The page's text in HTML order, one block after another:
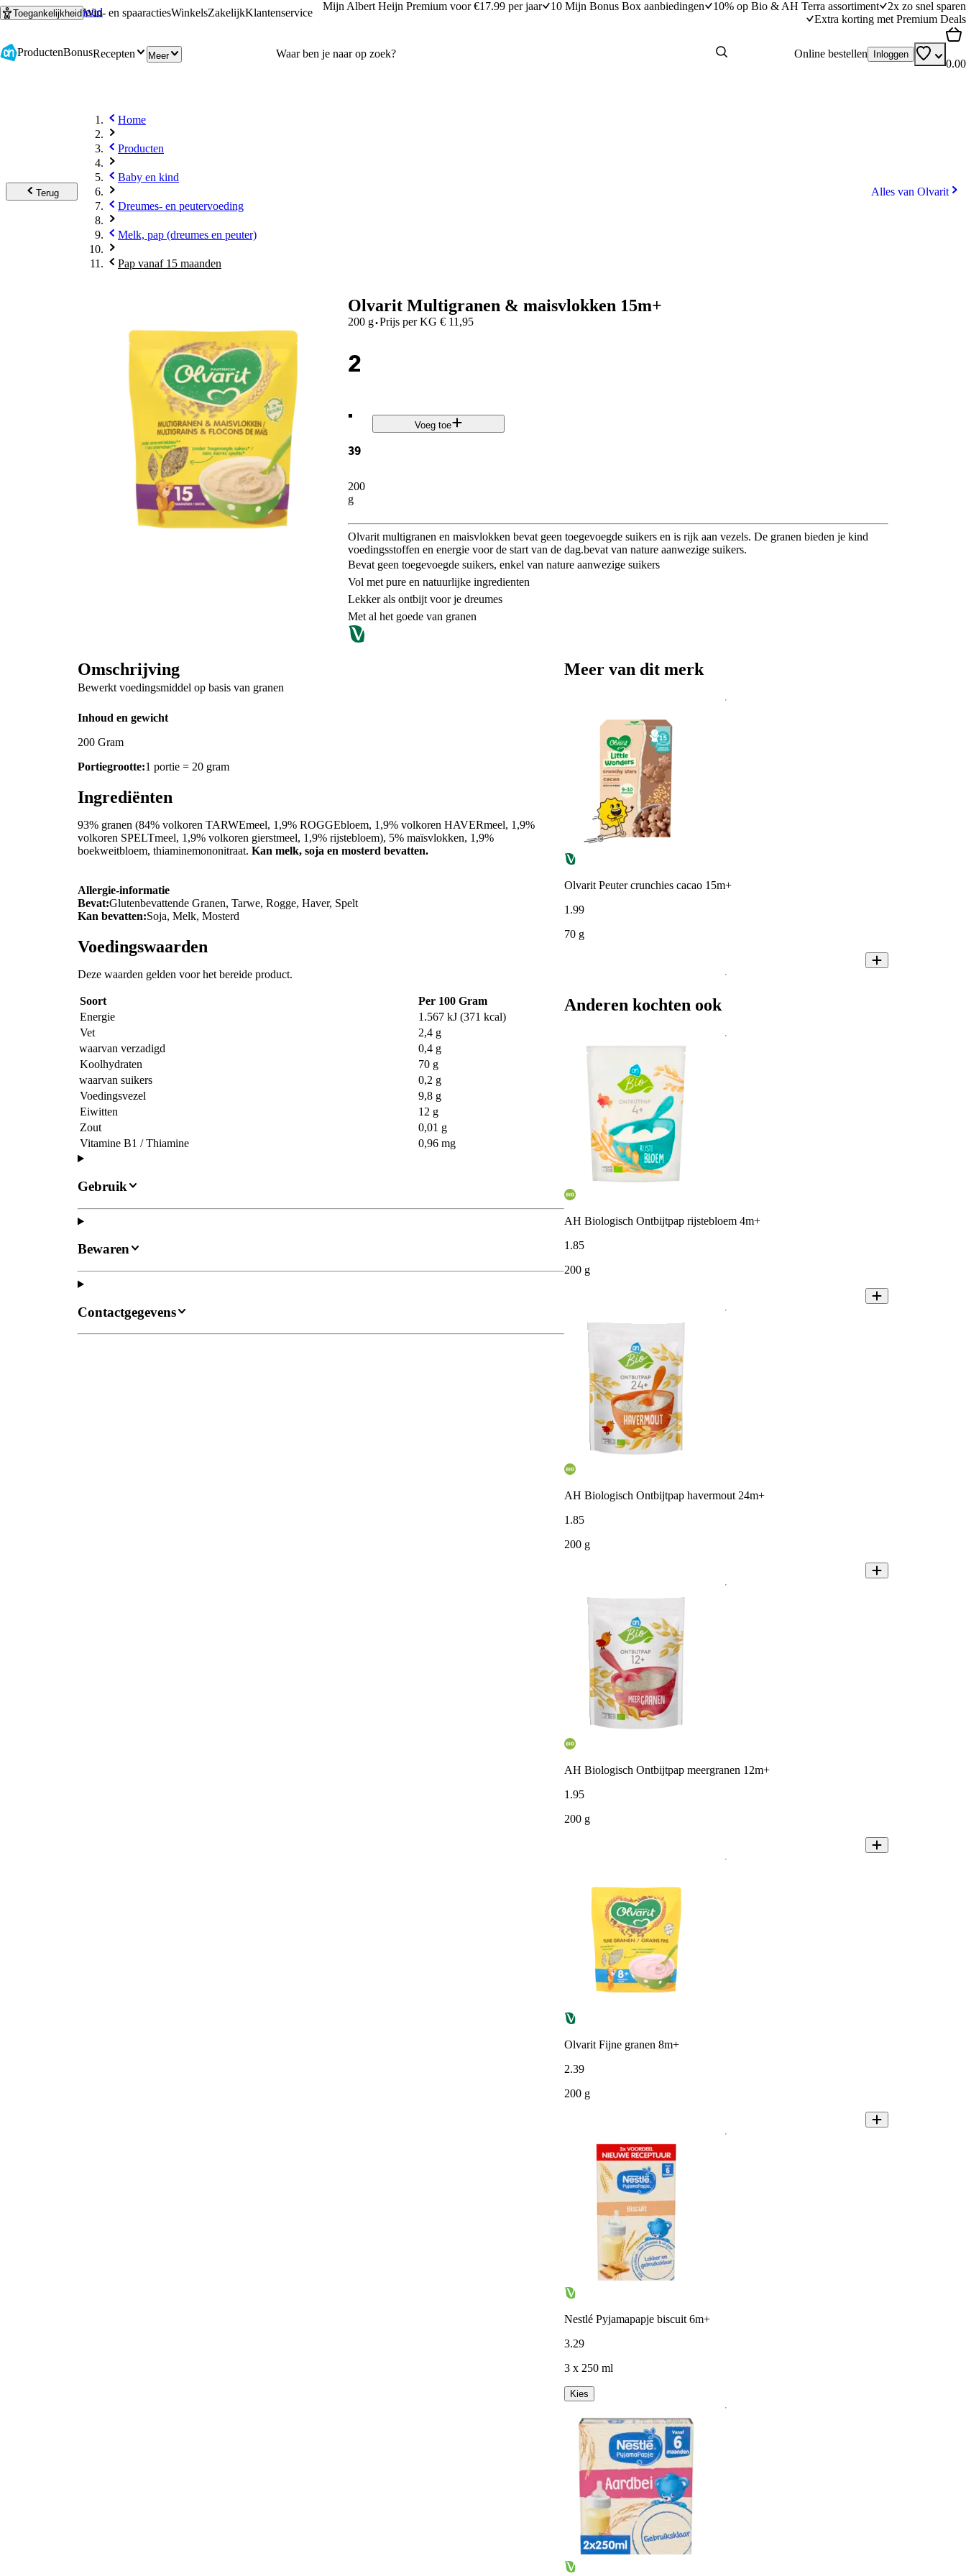
Ga naar hoofdinhoud
Ga naar zoeken
ToegankelijkheidWin- en spaaractiesWinkelsZakelijkKlantenservice
Mijn Albert Heijn Premium voor €17.99 per jaar 10 Mijn Bonus Box aanbiedingen 10% op Bio & AH Terra assortiment
2x zo snel sparen
Extra korting met Premium Deals
ProductenBonusRecepten Meer Online bestellen Inloggen
0.00
Terug
Home
Producten
Baby en kind
Dreumes- en peutervoeding
Melk, pap (dreumes en peuter)
Pap vanaf 15 maanden
Alles van Olvarit
Olvarit Multigranen & maisvlokken 15m+
200 g·Prijs per KG € 11,95
2
.
39
200
g
Voeg toe
Olvarit multigranen en maisvlokken bevat geen toegevoegde suikers en is rijk aan vezels. De granen bieden je kind
voedingsstoffen en energie voor de start van de dag.bevat van nature aanwezige suikers.
Bevat geen toegevoegde suikers, enkel van nature aanwezige suikers
Vol met pure en natuurlijke ingredienten
Lekker als ontbijt voor je dreumes
Met al het goede van granen
Omschrijving
Bewerkt voedingsmiddel op basis van granen
Inhoud en gewicht
200 Gram
Portiegrootte:1 portie = 20 gram
Ingrediënten
93% granen (84% volkoren TARWEmeel, 1,9% ROGGEbloem, 1,9% volkoren HAVERmeel, 1,9%
volkoren SPELTmeel, 1,9% volkoren gierstmeel, 1,9% rijstebloem), 5% maïsvlokken, 1,9%
boekweitbloem, thiaminemononitraat. Kan melk, soja en mosterd bevatten.
Allergie-informatie
Bevat:Glutenbevattende Granen, Tarwe, Rogge, Haver, Spelt
Kan bevatten:Soja, Melk, Mosterd
Voedingswaarden
Deze waarden gelden voor het bereide product.
Soort
Per 100 Gram
Energie
1.567 kJ (371 kcal)
Vet
2,4 g
waarvan verzadigd
0,4 g
Koolhydraten
70 g
waarvan suikers
0,2 g
Voedingsvezel
9,8 g
Eiwitten
12 g
Zout
0,01 g
Vitamine B1 / Thiamine
0,96 mg
Gebruik
Bewaren
Contactgegevens
Meer van dit merk
Olvarit Peuter crunchies cacao 15m+
1 .99
70 g
Anderen kochten ook
AH Biologisch Ontbijtpap rijstebloem 4m+
1 .85
200 g
AH Biologisch Ontbijtpap havermout 24m+
1 .85
200 g
AH Biologisch Ontbijtpap meergranen 12m+
1 .95
200 g
Olvarit Fijne granen 8m+
2.39
200 g
Nestlé Pyjamapapje biscuit 6m+
3.29
3 x 250 ml
Kies